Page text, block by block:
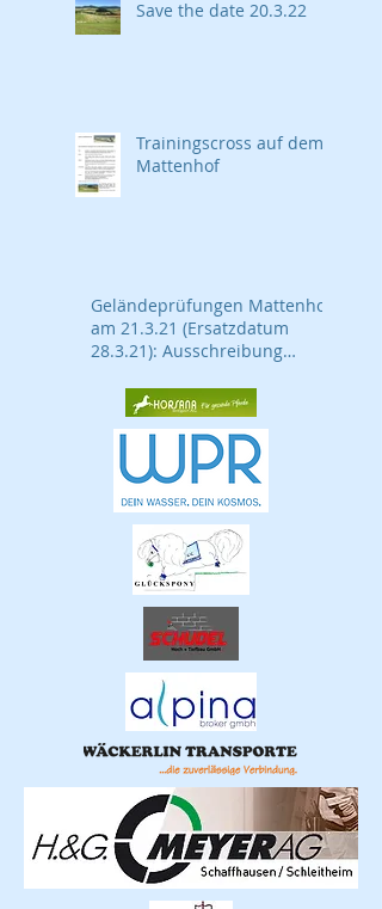
Save the date 20.3.22
Trainingscross auf dem
Mattenhof
Geländeprüfungen Mattenhof
am 21.3.21 (Ersatzdatum
28.3.21): Ausschreibung